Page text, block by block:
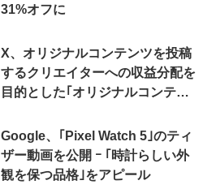
31%オフに
X、オリジナルコンテンツを投稿
するクリエイターへの収益分配を
目的とした｢オリジナルコンテン
来の｢収益分配｣は廃止
Google、｢Pixel Watch 5｣のティ
ザー動画を公開 ｰ ｢時計らしい外
観を保つ品格｣をアピール